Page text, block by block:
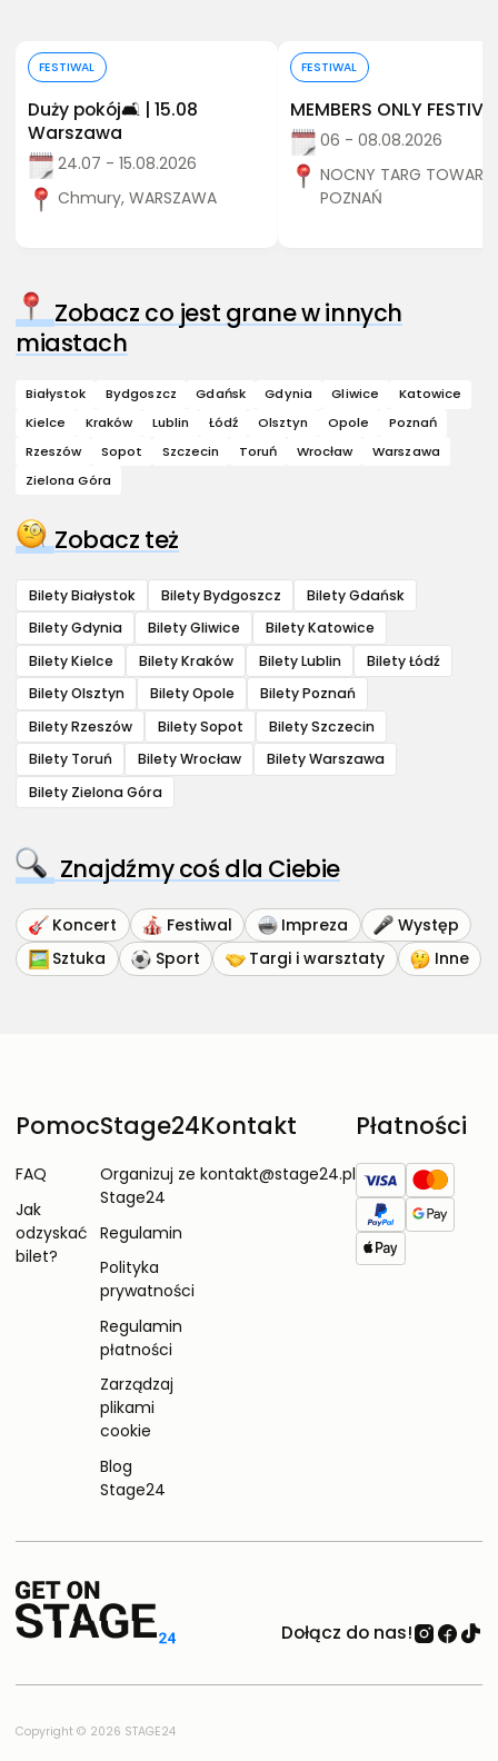
FESTIWAL
Duży pokój🛋️ | 15.08
Warszawa
24.07 - 15.08.2026
Chmury, WARSZAWA
FESTIWAL
MEMBERS ONLY
06 - 08.08.2026
NOCNY TARG
POZNAŃ
Zobacz co jest grane w innych
miastach
Białystok Bydgoszcz Gdańsk Gdynia Gliwice
Katowice
Kielce
Kraków Lublin Łódź Olsztyn Opole
Poznań
Rzeszów
Sopot Szczecin Toruń Wrocław
Warszawa
Zielona Góra
Zobacz też
Bilety Białystok Bilety Bydgoszcz
Bilety Gdańsk
Bilety Gdynia
Bilety Gliwice
Bilety Katowice
Bilety Kielce
Bilety Kraków Bilety Lublin
Bilety Łódź
Bilety Olsztyn
Bilety Opole
Bilety Poznań
Bilety Rzeszów
Bilety Sopot
Bilety Szczecin
Bilety Toruń
Bilety Wrocław
Bilety Warszawa
Bilety Zielona Góra
Znajdźmy coś dla Ciebie
Koncert Festiwal Impreza
Występ
Sztuka
Sport Targi i warsztaty Inne
Pomoc
FAQ
Jak
odzyskać
bilet?
Stage24
Organizuj ze
Stage24
Regulamin
Polityka
prywatności
Regulamin
płatności
Zarządzaj
plikami
cookie
Blog
Stage24
Kontakt
kontakt@stage24.pl
Płatności
Dołącz do nas!
Copyright © 2026 STAGE24